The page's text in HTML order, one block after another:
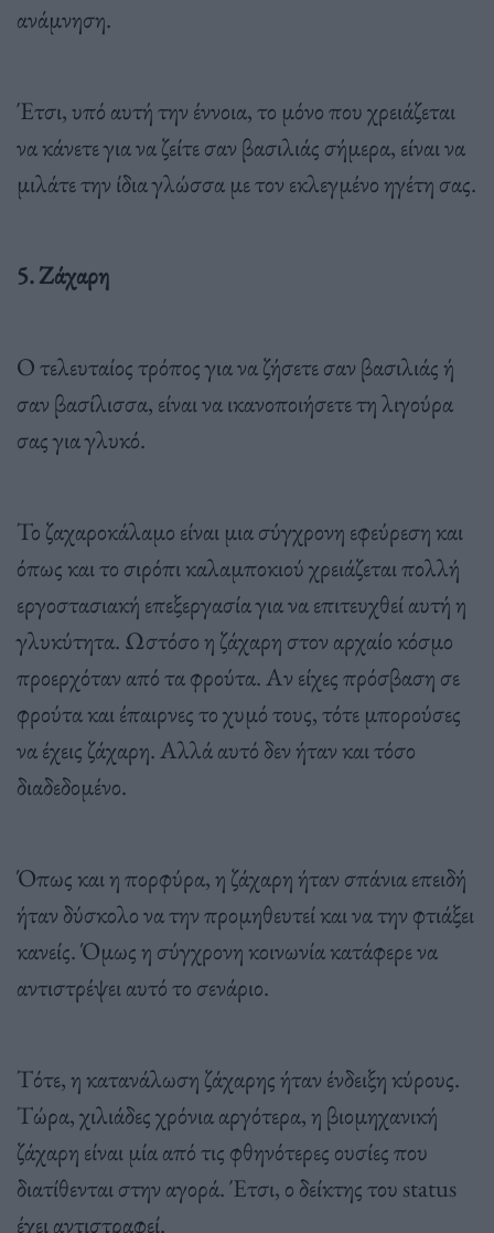
ανάμνηση.
Έτσι, υπό αυτή την έννοια, το μόνο που χρειάζεται
να κάνετε για να ζείτε σαν βασιλιάς σήμερα, είναι να
μιλάτε την ίδια γλώσσα με τον εκλεγμένο ηγέτη σας.
5. Ζάχαρη
Ο τελευταίος τρόπος για να ζήσετε σαν βασιλιάς ή
σαν βασίλισσα, είναι να ικανοποιήσετε τη λιγούρα
σας για γλυκό.
Το ζαχαροκάλαμο είναι μια σύγχρονη εφεύρεση και
όπως και το σιρόπι καλαμποκιού χρειάζεται πολλή
εργοστασιακή επεξεργασία για να επιτευχθεί αυτή η
γλυκύτητα. Ωστόσο η ζάχαρη στον αρχαίο κόσμο
προερχόταν από τα φρούτα. Αν είχες πρόσβαση σε
φρούτα και έπαιρνες το χυμό τους, τότε μπορούσες
να έχεις ζάχαρη. Αλλά αυτό δεν ήταν και τόσο
διαδεδομένο.
Όπως και η πορφύρα, η ζάχαρη ήταν σπάνια επειδή
ήταν δύσκολο να την προμηθευτεί και να την φτιάξει
κανείς. Όμως η σύγχρονη κοινωνία κατάφερε να
αντιστρέψει αυτό το σενάριο.
Τότε, η κατανάλωση ζάχαρης ήταν ένδειξη κύρους.
Τώρα, χιλιάδες χρόνια αργότερα, η βιομηχανική
ζάχαρη είναι μία από τις φθηνότερες ουσίες που
διατίθενται στην αγορά. Έτσι, ο δείκτης του status
έχει αντιστραφεί.